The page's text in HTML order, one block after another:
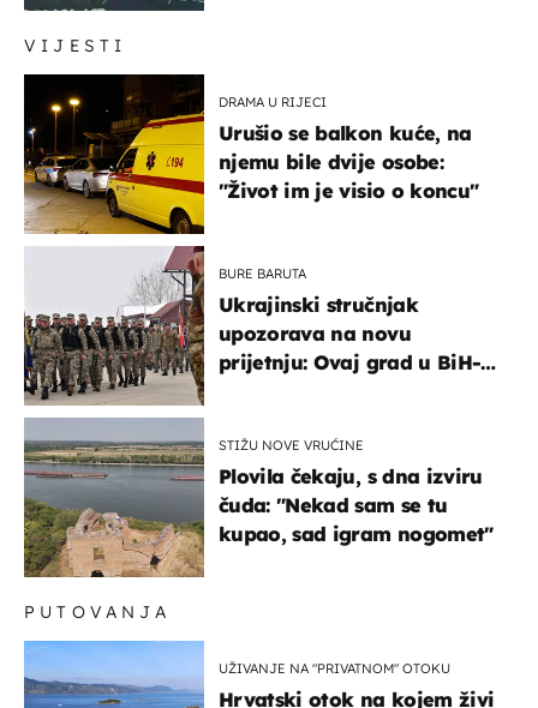
VIJESTI
DRAMA U RIJECI
Urušio se balkon kuće, na
njemu bile dvije osobe:
"Život im je visio o koncu"
BURE BARUTA
Ukrajinski stručnjak
upozorava na novu
prijetnju: Ovaj grad u BiH-u
STIŽU NOVE VRUĆINE
Plovila čekaju, s dna izviru
čuda: "Nekad sam se tu
kupao, sad igram nogomet"
PUTOVANJA
UŽIVANJE NA "PRIVATNOM" OTOKU
Hrvatski otok na kojem živi